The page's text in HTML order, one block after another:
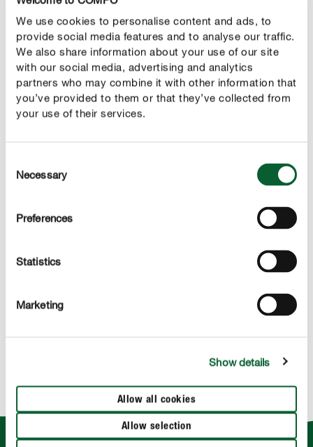
We use cookies to personalise content and ads, to
provide social media features and to analyse our traffic.
We also share information about your use of our site
with our social media, advertising and analytics
partners who may combine it with other information that
you’ve provided to them or that they’ve collected from
your use of their services.
Selection
Necessary
Preferences
Statistics
Marketing
Show details
Allow all cookies
Allow selection
Výhody
optimálne zloženie živín zabezpečuje zdravý rast a
pre celkovo zdravé a krásne rastliny
pestovanie